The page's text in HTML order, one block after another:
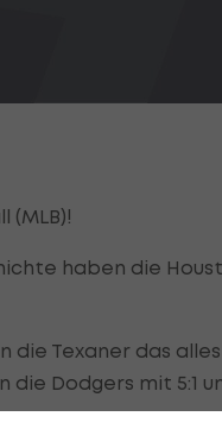
(MLB)!
haben die
die Texaner das
die Dodgers mit 5:1